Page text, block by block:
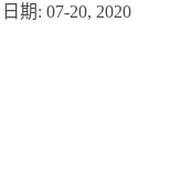
日期: 07-20, 2020